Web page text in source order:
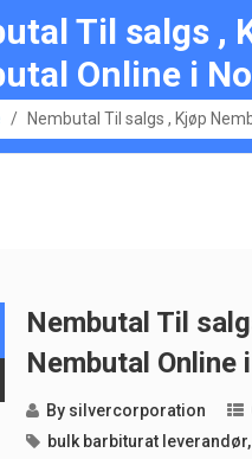
Til salgs ,
Online i
/ Nembutal Til salgs , Kjøp
Nembutal Til
Nembutal Online
By silvercorporation
bulk barbiturat leverandør,